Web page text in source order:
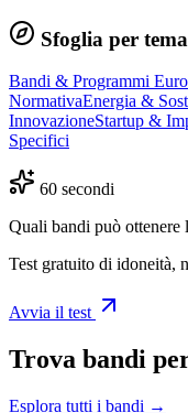
Sfoglia per tema
Bandi & Programmi
NormativaEnergia &
InnovazioneStartup &
Specifici
60 secondi
Quali bandi può ottenere
Test gratuito di idoneità,
Avvia il test
Trova bandi
Esplora tutti i bandi →